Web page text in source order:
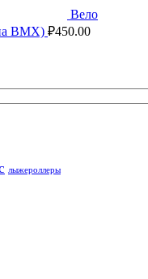
Вело
BMX) ₽450.00
лыжероллеры